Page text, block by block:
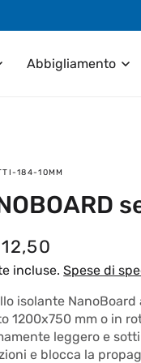
Abbigliamento
184-10MM
incluse.Spese di
isolante
1200x750 mm o in
leggero e
e blocca la